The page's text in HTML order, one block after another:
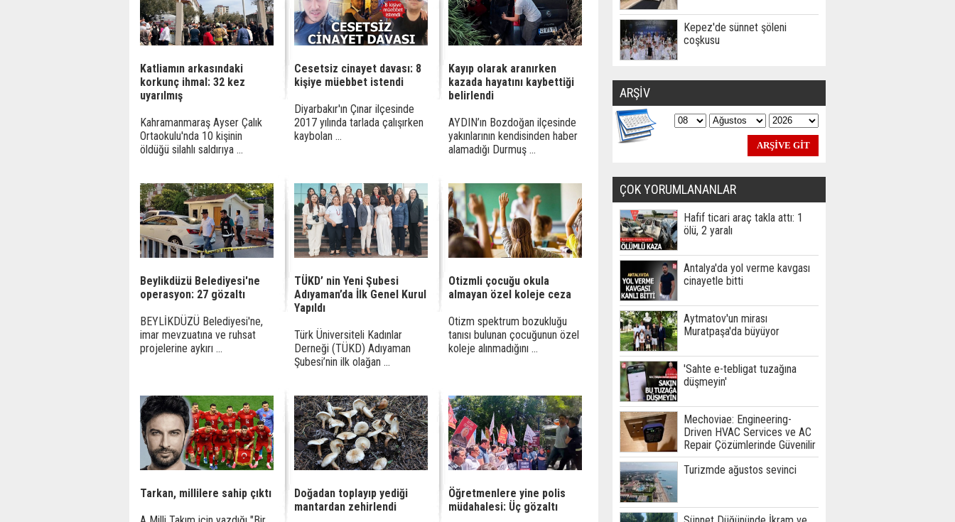
Katliamın arkasındaki
korkunç ihmal: 32 kez
uyarılmış
Kahramanmaraş Ayser Çalık
Ortaokulu'nda 10 kişinin
öldüğü silahlı saldırıya ...
Cesetsiz cinayet davası: 8
kişiye müebbet istendi
Diyarbakır'ın Çınar ilçesinde
2017 yılında tarlada çalışırken
kaybolan ...
Kayıp olarak aranırken
kazada hayatını kaybettiği
belirlendi
AYDIN’ın Bozdoğan ilçesinde
yakınlarının kendisinden haber
alamadığı Durmuş ...
Beylikdüzü Belediyesi'ne
operasyon: 27 gözaltı
BEYLİKDÜZÜ Belediyesi'ne,
imar mevzuatına ve ruhsat
projelerine aykırı ...
TÜKD’ nin Yeni Şubesi
Adıyaman’da İlk Genel Kurul
Yapıldı
Türk Üniversiteli Kadınlar
Derneği (TÜKD) Adıyaman
Şubesi’nin ilk olağan ...
Otizmli çocuğu okula
almayan özel koleje ceza
Otizm spektrum bozukluğu
tanısı bulunan çocuğunun özel
koleje alınmadığını ...
Tarkan, millilere sahip çıktı
Doğadan toplayıp yediği
mantardan zehirlendi
Öğretmenlere yine polis
müdahalesi: Üç gözaltı
Kepez'de sünnet şöleni
coşkusu
ARŞİV
ÇOK YORUMLANANLAR
Hafif ticari araç takla attı: 1
ölü, 2 yaralı
Antalya'da yol verme kavgası
cinayetle bitti
Aytmatov'un mirası
Muratpaşa'da büyüyor
'Sahte e-tebligat tuzağına
düşmeyin'
Mechoviae: Engineering-
Driven HVAC Services ve AC
Repair Çözümlerinde Güvenilir
Teknik Hizmet Ortağınız
Turizmde ağustos sevinci